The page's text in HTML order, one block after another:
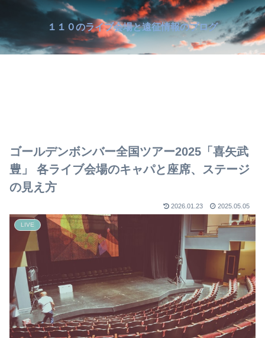
１１０のライブ会場と遠征情報のブログ
ゴールデンボンバー全国ツアー2025「喜矢武
豊」 各ライブ会場のキャパと座席、ステージ
の見え方
2026.01.23 2025.05.05
LIVE